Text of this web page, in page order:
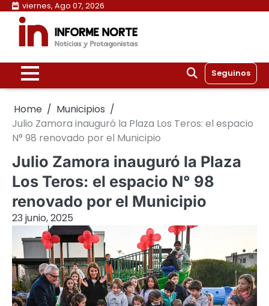
Skip
content
viernes, Ago 07, 2026
Seguinos
Home
Municipios
Julio Zamora inauguró la Plaza Los Teros: el espacio
N° 98 renovado por el Municipio
Julio Zamora inauguró la Plaza
Los Teros: el espacio N° 98
renovado por el Municipio
23 junio, 2025